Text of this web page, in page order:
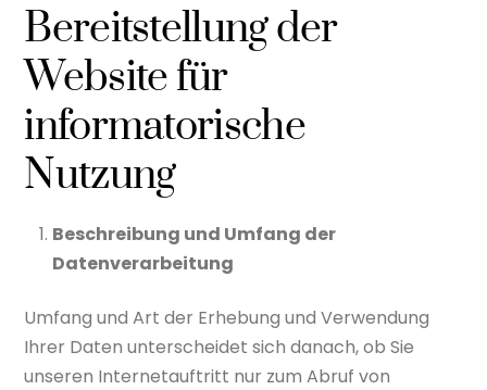
Bereitstellung der
Website für
informatorische
Nutzung
Beschreibung und Umfang der
Datenverarbeitung
Umfang und Art der Erhebung und Verwendung
Ihrer Daten unterscheidet sich danach, ob Sie
unseren Internetauftritt nur zum Abruf von